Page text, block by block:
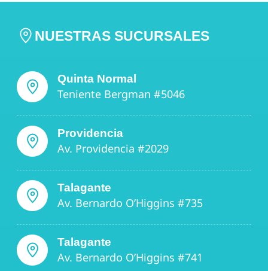
NUESTRAS SUCURSALES
Quinta Normal
Teniente Bergman #5046
Providencia
Av. Providencia #2029
Talagante
Av. Bernardo O’Higgins #735
Talagante
Av. Bernardo O’Higgins #741